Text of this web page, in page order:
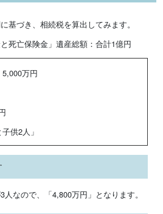
基づき、相続税を算出してみます。
死亡保険金」遺産総額：合計1億円
万円
供2人」
なので、「4,800万円」となります。